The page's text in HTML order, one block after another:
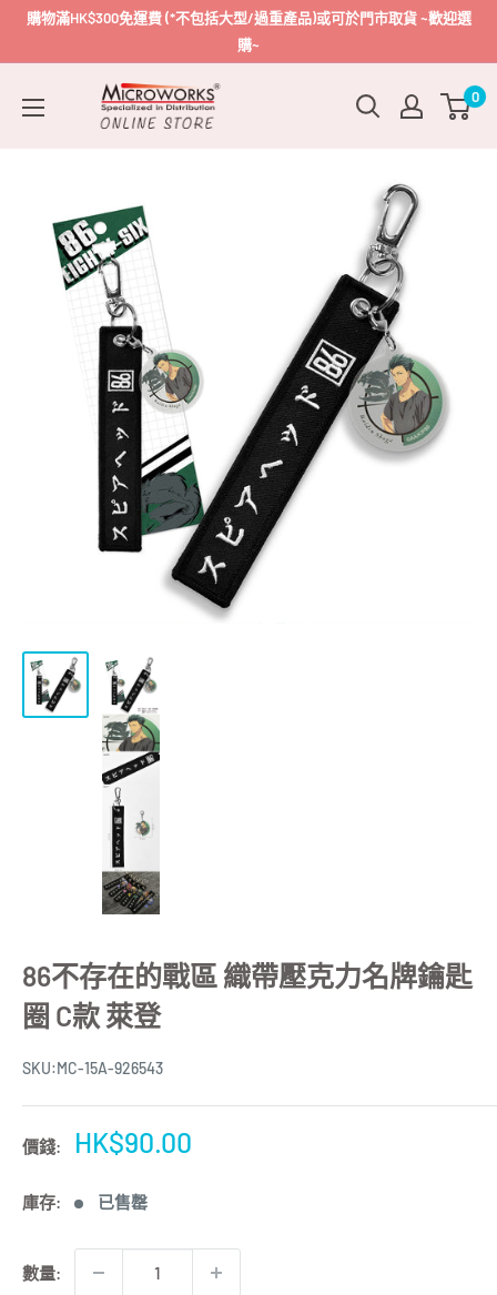
購物滿HK$300免運費 (*不包括大型/過重產品)或可於門市取貨 ~歡迎選
購~
Microworks
Online
0
86不存在的戰區 織帶壓克力名牌鑰匙
圈 C款 萊登
SKU:MC-15A-926543
價錢:
特
HK$90.00
庫存: 已售罄
數量: